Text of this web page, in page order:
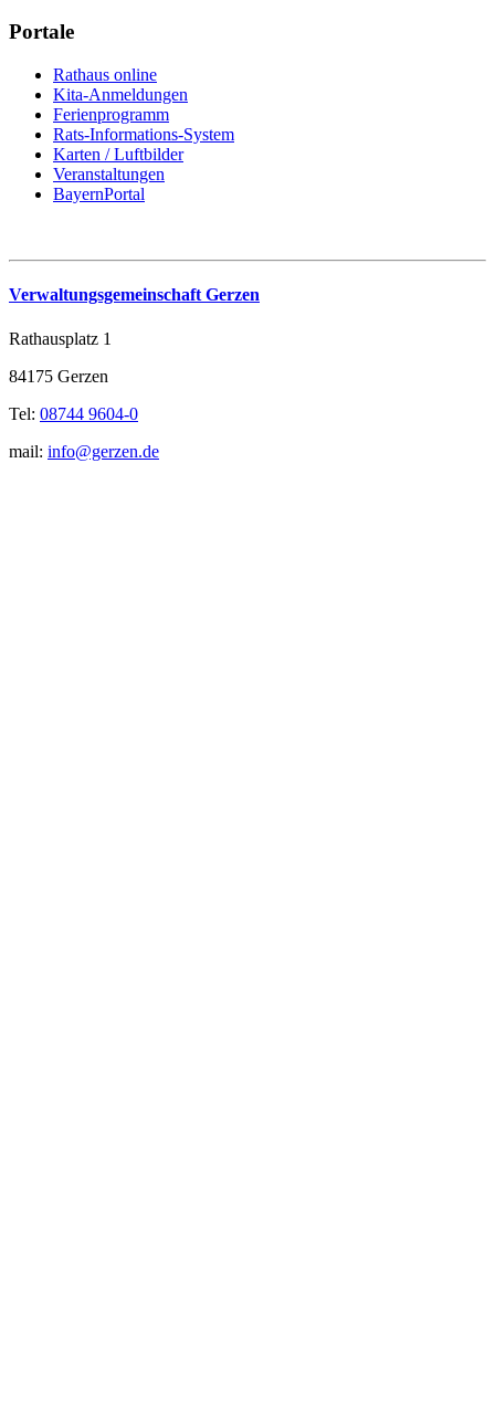
Portale
Rathaus online
Kita-Anmeldungen
Ferienprogramm
Rats-Informations-System
Karten / Luftbilder
Veranstaltungen
BayernPortal
Verwaltungsgemeinschaft Gerzen
Rathausplatz 1
84175 Gerzen
Tel: 08744 9604-0
mail: info@gerzen.de